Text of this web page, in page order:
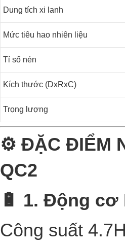
Dung tích xi lanh
Mức tiêu hao nhiên liệu
Tỉ số nén
Kích thước (DxRxC)
Trọng lượng
⚙️ ĐẶC ĐIỂM
QC2
🔋 1. Động cơ
Công suất